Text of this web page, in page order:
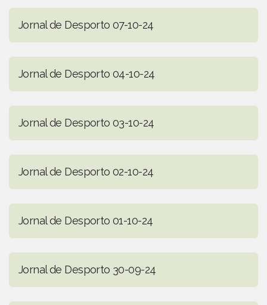
Jornal de Desporto 07-10-24
Jornal de Desporto 04-10-24
Jornal de Desporto 03-10-24
Jornal de Desporto 02-10-24
Jornal de Desporto 01-10-24
Jornal de Desporto 30-09-24